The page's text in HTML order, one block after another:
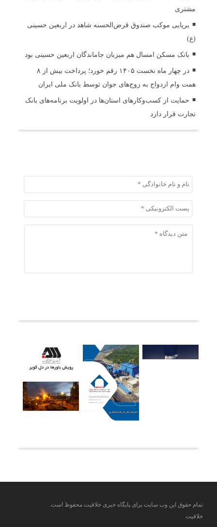
مشتری
برپایی موکب صندوق قرض‌الحسنه شاهد در اربعین حسینی
(ع)
بانک مسکن امسال هم میزبان جاماندگان اربعین حسینی بود
در چهار ماه نخست ۱۴۰۵ رقم خورد؛ پرداخت بیش از ۸
همت وام ازدواج به زوج‌های جوان توسط بانک ملی ایران
حمایت از کسب‌وکارهای استان‌ها در اولویت برنامه‌های بانک
تجارت قرار دارد
تمام حقوق این وب سایت برای پایگاه خبری خلاقیت محفوظ است.
خلاقیت